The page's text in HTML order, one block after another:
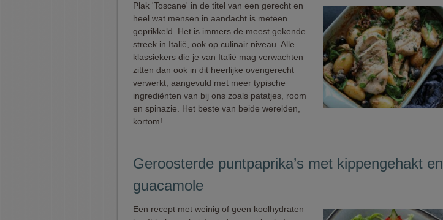
Plak 'Toscane' in de titel van een gerecht en
heel wat mensen in aandacht is meteen
geprikkeld. Het is immers de meest gekende
streek in Italië, ook op culinair niveau. Alle
klassiekers die je van Italië mag verwachten
zitten dan ook in dit heerlijke ovengerecht
verwerkt, aangevuld met meer typische
ingrediënten van bij ons zoals patatjes, room
en spinazie. Het beste van beide werelden,
kortom!
Geroosterde puntpaprika’s met kippengehakt en
guacamole
Een recept met weinig of geen koolhydraten